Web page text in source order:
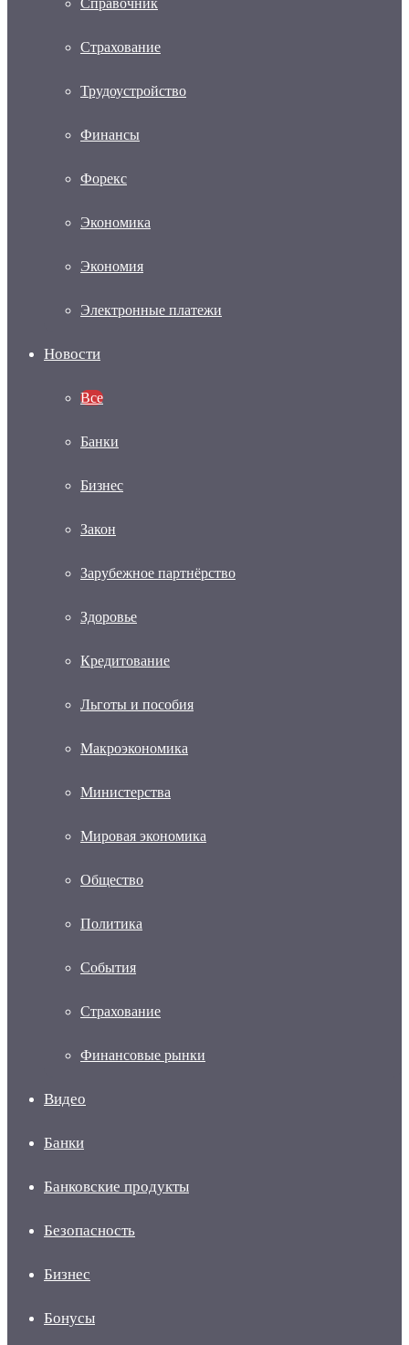
Справочник
Страхование
Трудоустройство
Финансы
Форекс
Экономика
Экономия
Электронные платежи
Новости
Все
Банки
Бизнес
Закон
Зарубежное партнёрство
Здоровье
Кредитование
Льготы и пособия
Макроэкономика
Министерства
Мировая экономика
Общество
Политика
События
Страхование
Финансовые рынки
Видео
Банки
Банковские продукты
Безопасность
Бизнес
Бонусы